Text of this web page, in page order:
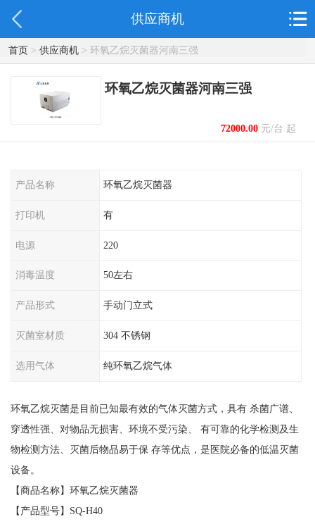
供应商机
首页> 供应商机> 环氧乙烷灭菌器河南三强
环氧乙烷灭菌器河南三强
72000.00元/台 起
产品名称 环氧乙烷灭菌器
打印机 有
电源 220
消毒温度 50左右
产品形式 手动门立式
灭菌室材质 304 不锈钢
选用气体 纯环氧乙烷气体
环氧乙烷灭菌是目前已知最有效的气体灭菌方式，具有 杀菌广谱、
穿透性强、对物品无损害、环境不受污染、 有可靠的化学检测及生
物检测方法、灭菌后物品易于保 存等优点，是医院必备的低温灭菌
设备。
【商品名称】环氧乙烷灭菌器
【产品型号】SQ-H40